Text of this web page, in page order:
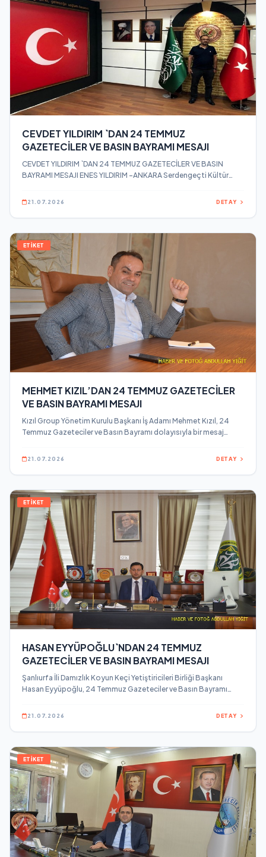
CEVDET YILDIRIM `DAN 24 TEMMUZ
GAZETECİLER VE BASIN BAYRAMI MESAJI
CEVDET YILDIRIM `DAN 24 TEMMUZ GAZETECİLER VE BASIN
BAYRAMI MESAJI ENES YILDIRIM -ANKARA Serdengeçti Kültür
Sorumlu Genel Başkan Yardımcısı Cemax Group Yönetim Kurulu
Bayramı dolayısıyla bir mesaj yayınladı.
21.07.2026 DETAY
ETİKET
MEHMET KIZIL’DAN 24 TEMMUZ GAZETECİLER
VE BASIN BAYRAMI MESAJI
Kızıl Group Yönetim Kurulu Başkanı İş Adamı Mehmet Kızıl, 24
Temmuz Gazeteciler ve Basın Bayramı dolayısıyla bir mesaj
21.07.2026 DETAY
ETİKET
HASAN EYYÜPOĞLU`NDAN 24 TEMMUZ
GAZETECİLER VE BASIN BAYRAMI MESAJI
Şanlıurfa İli Damızlık Koyun Keçi Yetiştiricileri Birliği Başkanı
Hasan Eyyüpoğlu, 24 Temmuz Gazeteciler ve Basın Bayramı
21.07.2026 DETAY
ETİKET